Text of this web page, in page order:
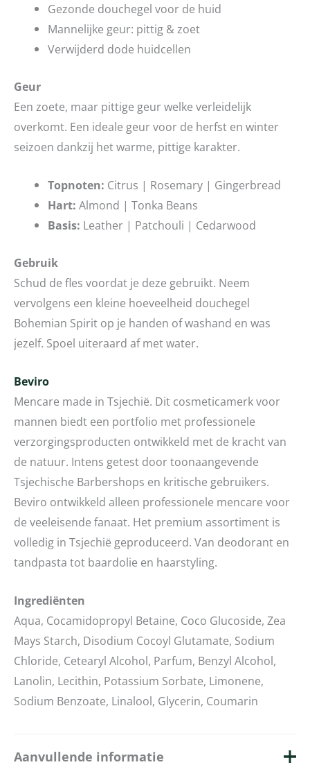
Gezonde douchegel voor de huid
Mannelijke geur: pittig & zoet
Verwijderd dode huidcellen
Geur
Een zoete, maar pittige geur welke verleidelijk
overkomt. Een ideale geur voor de herfst en winter
seizoen dankzij het warme, pittige karakter.
Topnoten: Citrus | Rosemary | Gingerbread
Hart:Almond | Tonka Beans
Basis: Leather | Patchouli | Cedarwood
Gebruik
Schud de fles voordat je deze gebruikt. Neem
vervolgens een kleine hoeveelheid douchegel
Bohemian Spirit op je handen of washand en was
jezelf. Spoel uiteraard af met water.
Beviro
Mencare made in Tsjechië. Dit cosmeticamerk voor
mannen biedt een portfolio met professionele
verzorgingsproducten ontwikkeld met de kracht van
de natuur. Intens getest door toonaangevende
Tsjechische Barbershops en kritische gebruikers.
Beviro ontwikkeld alleen professionele mencare voor
de veeleisende fanaat. Het premium assortiment is
volledig in Tsjechië geproduceerd. Van deodorant en
tandpasta tot baardolie en haarstyling.
Ingrediënten
Aqua, Cocamidopropyl Betaine, Coco Glucoside, Zea
Mays Starch, Disodium Cocoyl Glutamate, Sodium
Chloride, Cetearyl Alcohol, Parfum, Benzyl Alcohol,
Lanolin, Lecithin, Potassium Sorbate, Limonene,
Sodium Benzoate, Linalool, Glycerin, Coumarin
Aanvullende informatie